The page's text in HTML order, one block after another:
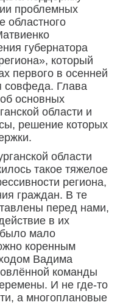
проблемных
областного
губернатора
который
первого в осенней
совфеда. Глава
основных
области и
решение которых
области
такое тяжелое
региона,
граждан. В те
перед нами,
в их
мало
коренным
Вадима
команды
И не где-то
а многоплановые